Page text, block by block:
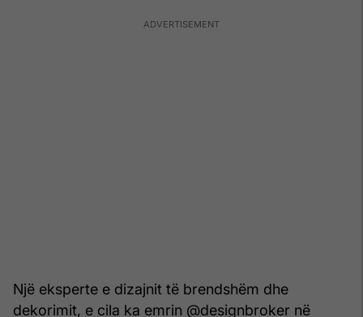
Një eksperte e dizajnit të brendshëm dhe
dekorimit, e cila ka emrin @designbroker në